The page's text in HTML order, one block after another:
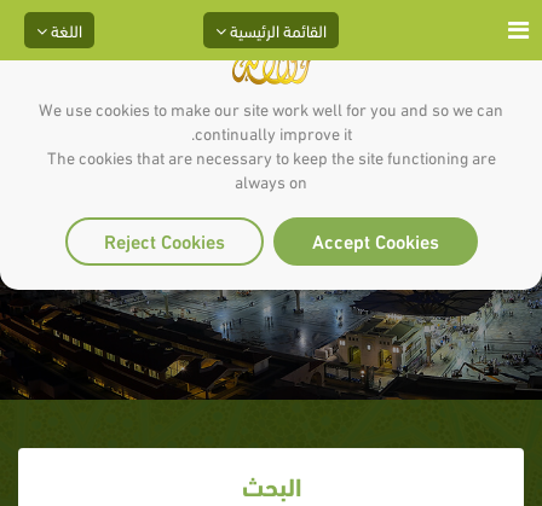
We use cookies to make our site work well for you and so we can
continually improve it.
The cookies that are necessary to keep the site functioning are
always on
Accept Cookies
Reject Cookies
اللغة القائمة الرئيسية
بدء نزول الوحي
البحث